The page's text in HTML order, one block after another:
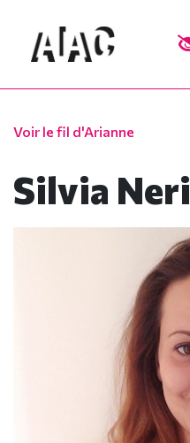
Voir le fil d'Arianne
Silvia Neri